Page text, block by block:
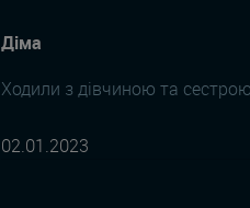
Діма
Ходили з дівчиною та
02.01.2023